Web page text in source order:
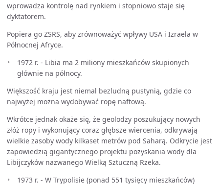
wprowadza kontrolę nad rynkiem i stopniowo staje się
dyktatorem.
Popiera go ZSRS, aby zrównoważyć wpływy USA i Izraela w
Północnej Afryce.
1972 r. - Libia ma 2 miliony mieszkańców skupionych
głównie na północy.
Większość kraju jest niemal bezludną pustynią, gdzie co
najwyżej można wydobywać ropę naftową.
Wkrótce jednak okaże się, że geolodzy poszukujący nowych
złóż ropy i wykonujący coraz głębsze wiercenia, odkrywają
wielkie zasoby wody kilkaset metrów pod Saharą. Odkrycie jest
zapowiedzią gigantycznego projektu pozyskania wody dla
Libijczyków nazwanego Wielką Sztuczną Rzeka.
1973 r. - W Trypolisie (ponad 551 tysięcy mieszkańców)